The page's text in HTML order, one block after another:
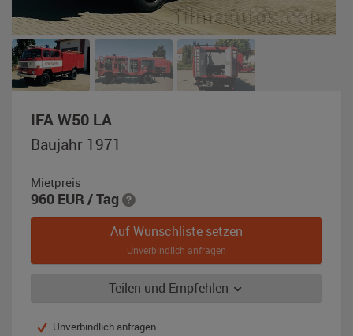
IFA W50 LA,
Baujahr
1971,
/
weiß
Baujahr 1971
Mietpreis
960 EUR / Tag
Auf Wunschliste setzen
Unverbindlich anfragen
Teilen und Empfehlen
Unverbindlich anfragen